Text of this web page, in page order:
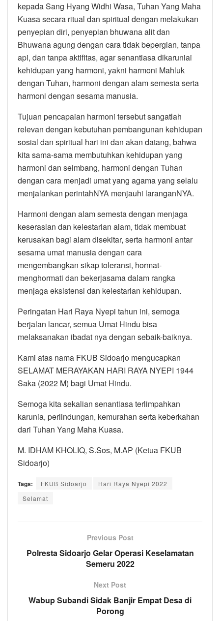
kepada Sang Hyang Widhi Wasa, Tuhan Yang Maha
Kuasa secara ritual dan spiritual dengan melakukan
penyepian diri, penyepian bhuwana alit dan
Bhuwana agung dengan cara tidak bepergian, tanpa
api, dan tanpa aktifitas, agar senantiasa dikaruniai
kehidupan yang harmoni, yakni harmoni Mahluk
dengan Tuhan, harmoni dengan alam semesta serta
harmoni dengan sesama manusia.
Tujuan pencapaian harmoni tersebut sangatlah
relevan dengan kebutuhan pembangunan kehidupan
sosial dan spiritual hari ini dan akan datang, bahwa
kita sama-sama membutuhkan kehidupan yang
harmoni dan seimbang, harmoni dengan Tuhan
dengan cara menjadi umat yang agama yang selalu
menjalankan perintahNYA menjauhi laranganNYA.
Harmoni dengan alam semesta dengan menjaga
keserasian dan kelestarian alam, tidak membuat
kerusakan bagi alam disekitar, serta harmoni antar
sesama umat manusia dengan cara
mengembangkan sikap toleransi, hormat-
menghormati dan bekerjasama dalam rangka
menjaga eksistensi dan kelestarian kehidupan.
Peringatan Hari Raya Nyepi tahun ini, semoga
berjalan lancar, semua Umat Hindu bisa
melaksanakan ibadat nya dengan sebaik-baiknya.
Kami atas nama FKUB Sidoarjo mengucapkan
SELAMAT MERAYAKAN HARI RAYA NYEPI 1944
Saka (2022 M) bagi Umat Hindu.
Semoga kita sekalian senantiasa terlimpahkan
karunia, perlindungan, kemurahan serta keberkahan
dari Tuhan Yang Maha Kuasa.
M. IDHAM KHOLIQ, S.Sos, M.AP (Ketua FKUB
Sidoarjo)
Tags: FKUB Sidoarjo
Hari Raya Nyepi 2022
Selamat
Previous Post
Polresta Sidoarjo Gelar Operasi Keselamatan
Semeru 2022
Next Post
Wabup Subandi Sidak Banjir Empat Desa di
Porong